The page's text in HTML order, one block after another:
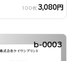
100枚 3,080円
b-0003